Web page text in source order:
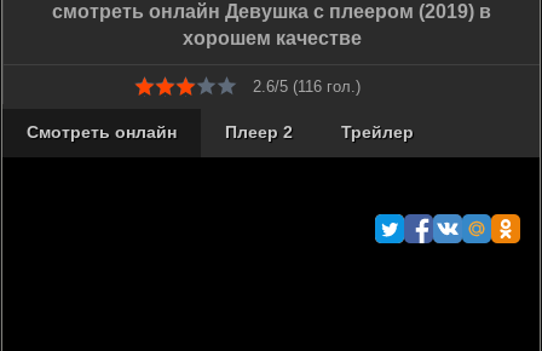
смотреть онлайн Девушка с плеером (2019) в
хорошем качестве
2.6/5 (116 гол.)
Смотреть онлайн Плеер 2 Трейлер